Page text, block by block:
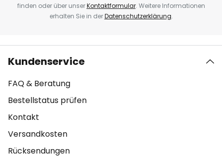
finden oder über unserKontaktformular. Weitere Informationen
erhalten Sie in derDatenschutzerklärung.
Kundenservice
FAQ & Beratung
Bestellstatus prüfen
Kontakt
Versandkosten
Rücksendungen